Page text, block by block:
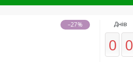
–27% Днів
0 0